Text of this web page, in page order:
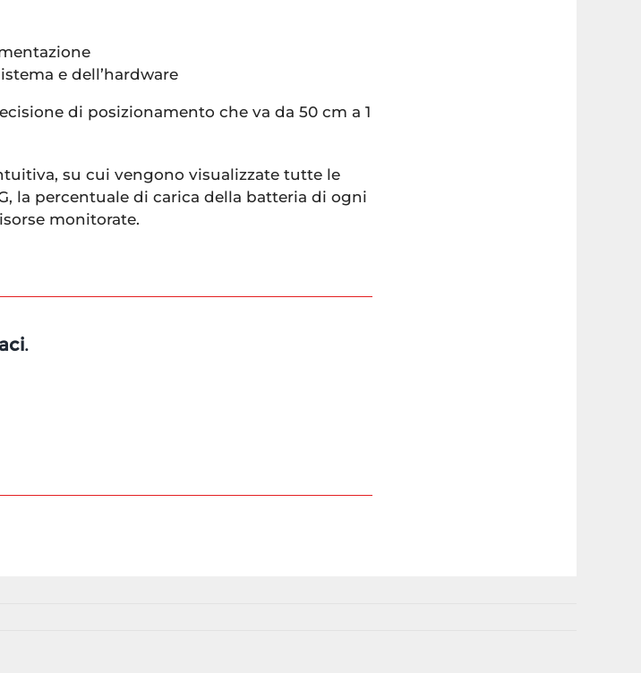
e dell’hardware
di posizionamento che va da 50 cm a 1
su cui vengono visualizzate tutte le
la percentuale di carica della batteria di ogni
monitorate.
.